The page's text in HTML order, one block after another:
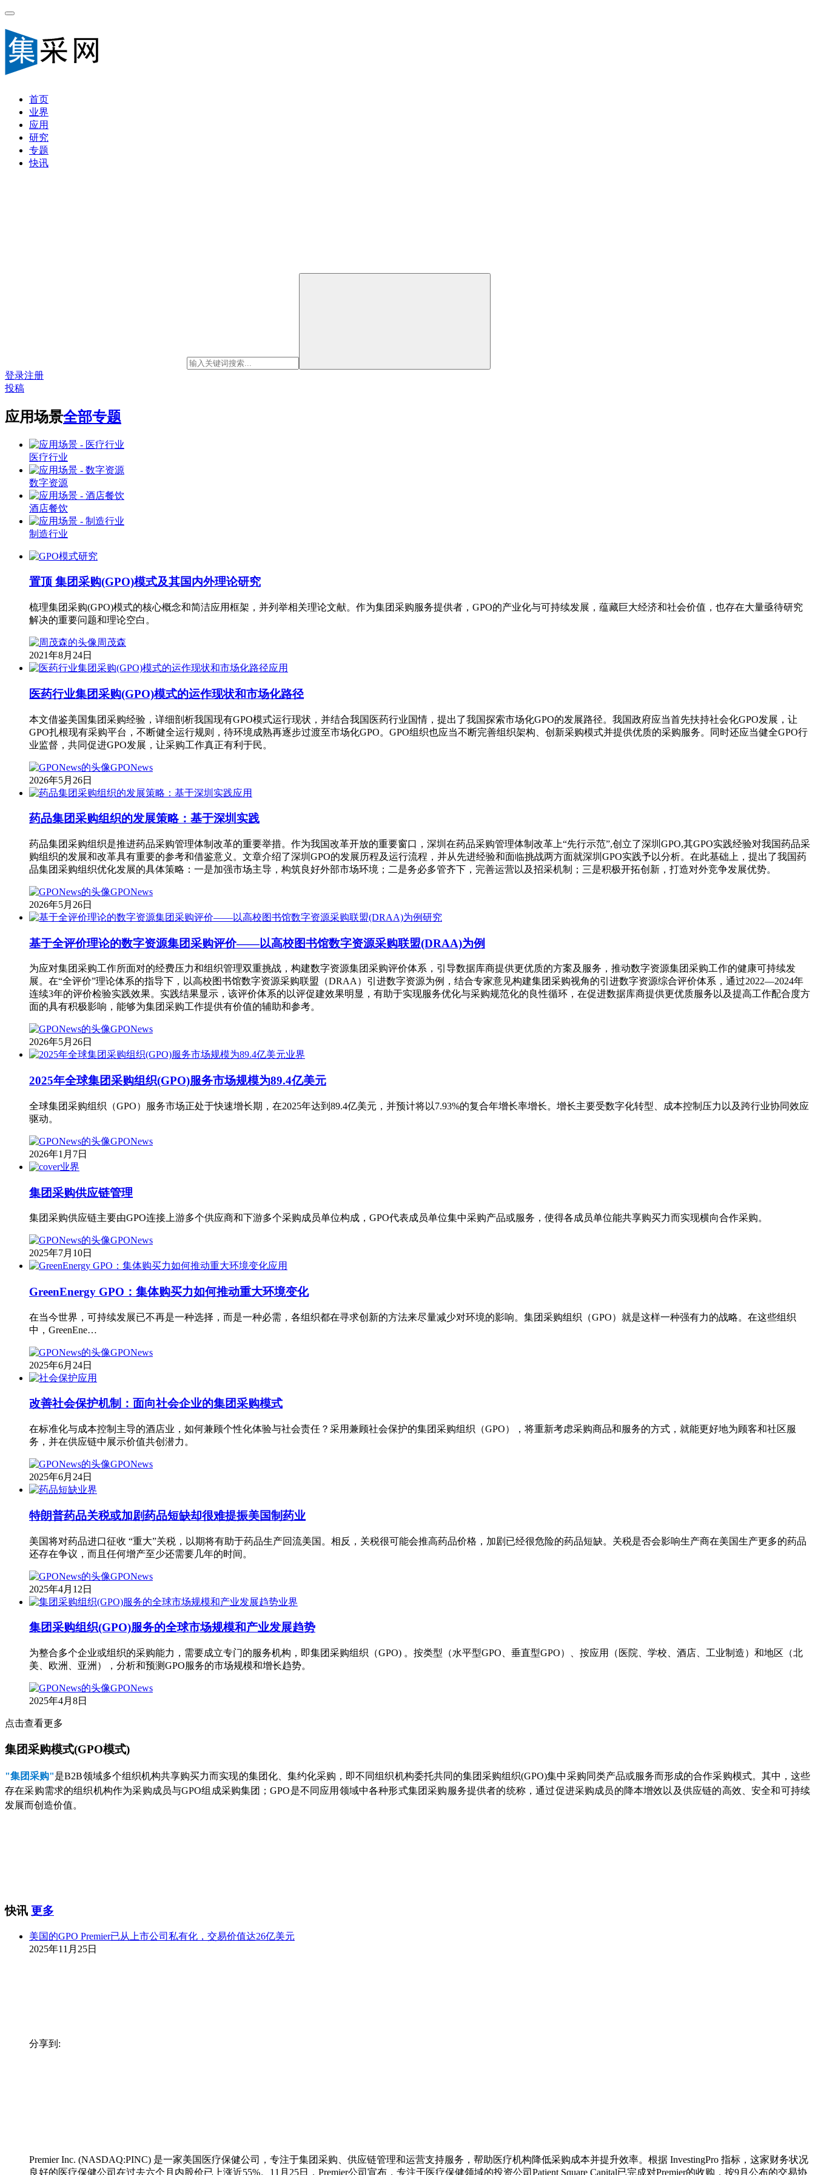
首页
业界
应用
研究
专题
快讯
登录注册
投稿
应用场景全部专题
医疗行业
数字资源
酒店餐饮
制造行业
研究
置顶 集团采购(GPO)模式及其国内外理论研究
梳理集团采购(GPO)模式的核心概念和简洁应用框架，并列举相关理论文献。作为集团采购服务提供者，GPO的产业化与可持续发展，蕴藏巨大经济和社会价值，也存在大量亟待研究
解决的重要问题和理论空白。
周茂森
2021年8月24日
应用
医药行业集团采购(GPO)模式的运作现状和市场化路径
本文借鉴美国集团采购经验，详细剖析我国现有GPO模式运行现状，并结合我国医药行业国情，提出了我国探索市场化GPO的发展路径。我国政府应当首先扶持社会化GPO发展，让
GPO扎根现有采购平台，不断健全运行规则，待环境成熟再逐步过渡至市场化GPO。GPO组织也应当不断完善组织架构、创新采购模式并提供优质的采购服务。同时还应当健全GPO行
业监督，共同促进GPO发展，让采购工作真正有利于民。
GPONews
2026年5月26日
应用
药品集团采购组织的发展策略：基于深圳实践
药品集团采购组织是推进药品采购管理体制改革的重要举措。作为我国改革开放的重要窗口，深圳在药品采购管理体制改革上“先行示范”,创立了深圳GPO,其GPO实践经验对我国药品采
购组织的发展和改革具有重要的参考和借鉴意义。文章介绍了深圳GPO的发展历程及运行流程，并从先进经验和面临挑战两方面就深圳GPO实践予以分析。在此基础上，提出了我国药
品集团采购组织优化发展的具体策略：一是加强市场主导，构筑良好外部市场环境；二是务必多管齐下，完善运营以及招采机制；三是积极开拓创新，打造对外竞争发展优势。
GPONews
2026年5月26日
研究
基于全评价理论的数字资源集团采购评价——以高校图书馆数字资源采购联盟(DRAA)为例
为应对集团采购工作所面对的经费压力和组织管理双重挑战，构建数字资源集团采购评价体系，引导数据库商提供更优质的方案及服务，推动数字资源集团采购工作的健康可持续发
展。在“全评价”理论体系的指导下，以高校图书馆数字资源采购联盟（DRAA）引进数字资源为例，结合专家意见构建集团采购视角的引进数字资源综合评价体系，通过2022—2024年
连续3年的评价检验实践效果。实践结果显示，该评价体系的以评促建效果明显，有助于实现服务优化与采购规范化的良性循环，在促进数据库商提供更优质服务以及提高工作配合度方
面的具有积极影响，能够为集团采购工作提供有价值的辅助和参考。
GPONews
2026年5月26日
业界
2025年全球集团采购组织(GPO)服务市场规模为89.4亿美元
全球集团采购组织（GPO）服务市场正处于快速增长期，在2025年达到89.4亿美元，并预计将以7.93%的复合年增长率增长。增长主要受数字化转型、成本控制压力以及跨行业协同效应
驱动。
GPONews
2026年1月7日
业界
集团采购供应链管理
集团采购供应链主要由GPO连接上游多个供应商和下游多个采购成员单位构成，GPO代表成员单位集中采购产品或服务，使得各成员单位能共享购买力而实现横向合作采购。
GPONews
2025年7月10日
应用
GreenEnergy GPO：集体购买力如何推动重大环境变化
在当今世界，可持续发展已不再是一种选择，而是一种必需，各组织都在寻求创新的方法来尽量减少对环境的影响。集团采购组织（GPO）就是这样一种强有力的战略。在这些组织
中，GreenEne…
GPONews
2025年6月24日
应用
改善社会保护机制：面向社会企业的集团采购模式
在标准化与成本控制主导的酒店业，如何兼顾个性化体验与社会责任？采用兼顾社会保护的集团采购组织（GPO），将重新考虑采购商品和服务的方式，就能更好地为顾客和社区服
务，并在供应链中展示价值共创潜力。
GPONews
2025年6月24日
业界
特朗普药品关税或加剧药品短缺却很难提振美国制药业
美国将对药品进口征收 “重大”关税，以期将有助于药品生产回流美国。相反，关税很可能会推高药品价格，加剧已经很危险的药品短缺。关税是否会影响生产商在美国生产更多的药品
还存在争议，而且任何增产至少还需要几年的时间。
GPONews
2025年4月12日
业界
集团采购组织(GPO)服务的全球市场规模和产业发展趋势
为整合多个企业或组织的采购能力，需要成立专门的服务机构，即集团采购组织（GPO) 。按类型（水平型GPO、垂直型GPO）、按应用（医院、学校、酒店、工业制造）和地区（北
美、欧洲、亚洲），分析和预测GPO服务的市场规模和增长趋势。
GPONews
2025年4月8日
点击查看更多
集团采购模式(GPO模式)
"集团采购"是B2B领域多个组织机构共享购买力而实现的集团化、集约化采购，即不同组织机构委托共同的集团采购组织(GPO)集中采购同类产品或服务而形成的合作采购模式。其中，这些
存在采购需求的组织机构作为采购成员与GPO组成采购集团；GPO是不同应用领域中各种形式集团采购服务提供者的统称，通过促进采购成员的降本增效以及供应链的高效、安全和可持续
发展而创造价值。
快讯 更多
美国的GPO Premier已从上市公司私有化，交易价值达26亿美元
2025年11月25日
分享到:
Premier Inc. (NASDAQ:PINC) 是一家美国医疗保健公司，专注于集团采购、供应链管理和运营支持服务，帮助医疗机构降低采购成本并提升效率。根据 InvestingPro 指标，这家财务状况
良好的医疗保健公司在过去六个月内股价已上涨近55%。11月25日，Premier公司宣布，专注于医疗保健领域的投资公司Patient Square Capital已完成对Premier的收购，按9月公布的交易协